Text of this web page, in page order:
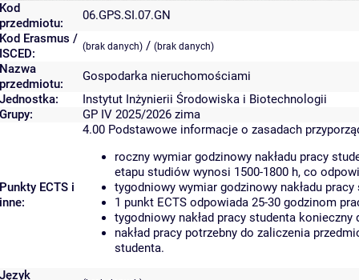
Kod
przedmiotu:
06.GPS.SI.07.GN
Kod Erasmus /
ISCED:
(brak danych) / (brak danych)
Nazwa
przedmiotu:
Gospodarka nieruchomościami
Jednostka:
Instytut Inżynierii Środowiska i Biotechnologii
Grupy:
GP IV 2025/2026 zima
Punkty ECTS i
inne:
4.00 Podstawowe informacje o zasadach
roczny wymiar godzinowy nakładu pracy
etapu studiów wynosi 1500-1800 h, co
tygodniowy wymiar godzinowy nakładu
1 punkt ECTS odpowiada 25-30 godzinom
tygodniowy nakład pracy studenta
nakład pracy potrzebny do zaliczenia
studenta.
Język